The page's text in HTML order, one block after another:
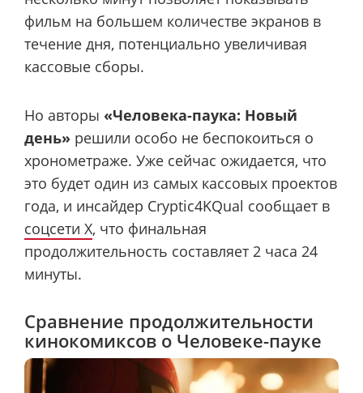
фильм на большем количестве экранов в
течение дня, потенциально увеличивая
кассовые сборы.
Но авторы «Человека-паука: Новый
день» решили особо не беспокоиться о
хронометраже. Уже сейчас ожидается, что
это будет один из самых кассовых проектов
года, и инсайдер Cryptic4KQual сообщает в
соцсети X, что финальная
продолжительность составляет 2 часа 24
минуты.
Сравнение продолжительности
кинокомиксов о Человеке-пауке